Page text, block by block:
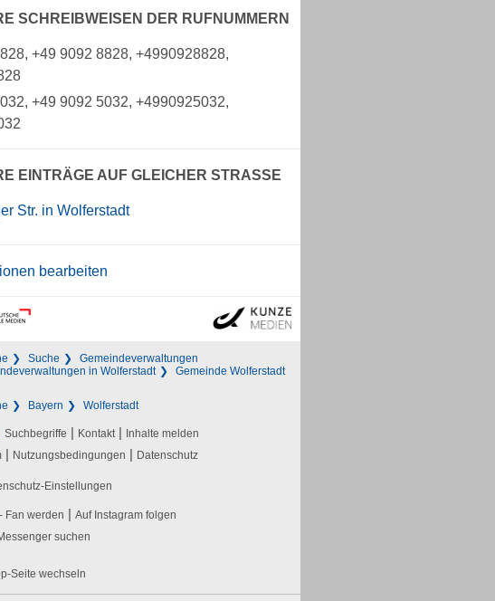
SCHREIBWEISEN DER RUFNUMMERN
+49 9092 8828, +4990928828,
+49 9092 5032, +4990925032,
EINTRÄGE AUF GLEICHER STRASSE
Str. in Wolferstadt
bearbeiten
Suche
Gemeindeverwaltungen
in Wolferstadt
Gemeinde Wolferstadt
Bayern Wolferstadt
Suchbegriffe | Kontakt | Inhalte melden
| Nutzungsbedingungen | Datenschutz
Einstellungen
Fan werden | Auf Instagram folgen
suchen
Seite wechseln